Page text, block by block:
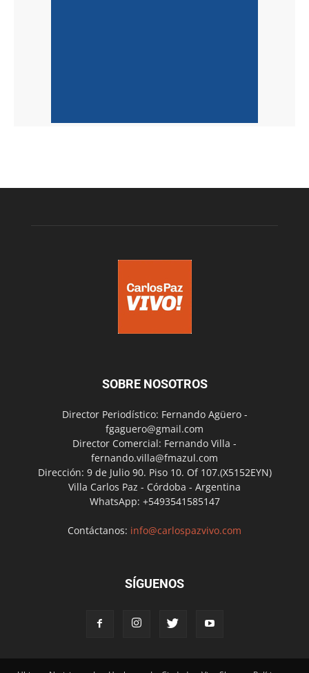
SOBRE NOSOTROS
Director Periodístico: Fernando Agüero -
fgaguero@gmail.com
Director Comercial: Fernando Villa -
fernando.villa@fmazul.com
Dirección: 9 de Julio 90. Piso 10. Of 107.(X5152EYN)
Villa Carlos Paz - Córdoba - Argentina
WhatsApp: +5493541585147
Contáctanos: info@carlospazvivo.com
SÍGUENOS